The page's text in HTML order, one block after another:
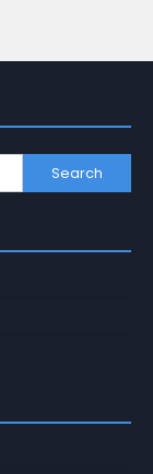
Search